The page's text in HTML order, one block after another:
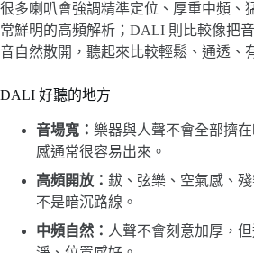
很多喇叭會強調精準定位、厚重中頻、
常鮮明的高頻解析；DALI 則比較像把
音自然散開，聽起來比較輕鬆、通透、
DALI 好聽的地方
音場寬： 樂器與人聲不會全部擠
感通常很容易出來。
高頻開放： 鈸、弦樂、空氣感、殘
不是暗沉路線。
中頻自然： 人聲不會刻意加厚，